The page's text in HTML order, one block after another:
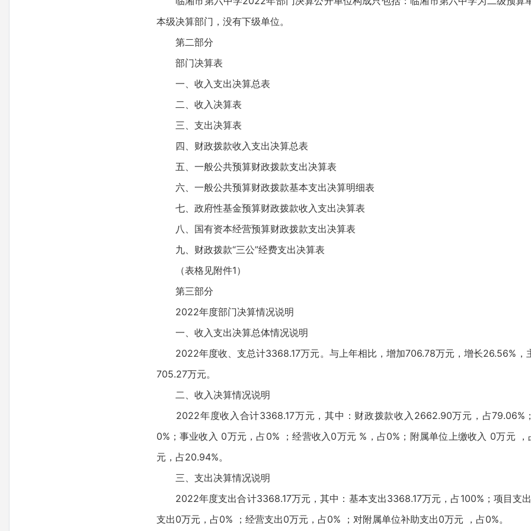
本级决算部门，没有下级单位。
第二部分
部门决算表
一、收入支出决算总表
二、收入决算表
三、支出决算表
四、财政拨款收入支出决算总表
五、一般公共预算财政拨款支出决算表
六、一般公共预算财政拨款基本支出决算明细表
七、政府性基金预算财政拨款收入支出决算表
八、国有资本经营预算财政拨款支出决算表
九、财政拨款“三公”经费支出决算表
（表格见附件1）
第三部分
2022年度部门决算情况说明
一、收入支出决算总体情况说明
2022年度收、支总计3368.17万元。与上年相比，增加706.78万元，增长26.56%，
705.27万元。
二、收入决算情况说明
2022年度收入合计3368.17万元，其中：财政拨款收入2662.90万元，占79.06%
0%；事业收入 0万元，占0% ；经营收入0万元 %，占0%；附属单位上缴收入 0万元
元，占20.94%。
三、支出决算情况说明
2022年度支出合计3368.17万元，其中：基本支出3368.17万元，占100%；项目支
支出0万元，占0% ；经营支出0万元，占0% ；对附属单位补助支出0万元 ，占0%。